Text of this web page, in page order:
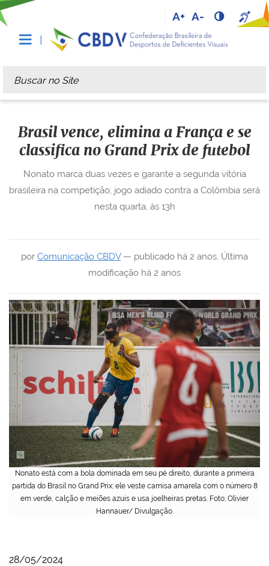
A+ A-
Busca
Busca Avançada…
Nonato está com a bola dominada em seu pé direito, durante a primeira
partida do Brasil no Grand Prix; ele veste camisa amarela com o número 8
em verde, calção e meiões azuis e usa joelheiras pretas. Foto; Olivier
Hannauer/ Divulgação.
Brasil vence, elimina a França e se
classifica no Grand Prix de futebol
por Comunicação CBDV— publicado há 2 anos, Última
modificação há 2 anos
Nonato marca duas vezes e garante a segunda vitória
brasileira na competição; jogo adiado contra a Colômbia será
nesta quarta, às 13h
28/05/2024